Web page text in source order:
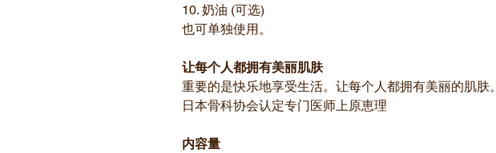
10. 奶油 (可选)
也可单独使用。
让每个人都拥有美丽肌肤
重要的是快乐地享受生活。让每个人都拥有美丽的肌肤。
日本骨科协会认定专门医师上原恵理
内容量